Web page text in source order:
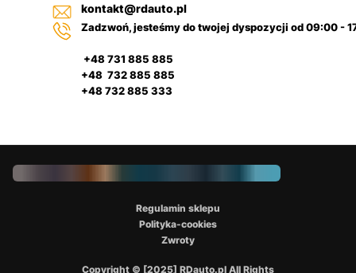
kontakt@rdauto.pl
Zadzwoń, jesteśmy do twojej dyspozycji od 09:00 -
+48 731 885 885
+48 732 885 885
+48 732 885 333
Copyright © [2025] RDauto.pl All Rights
Regulamin sklepu
Polityka-cookies
Zwroty